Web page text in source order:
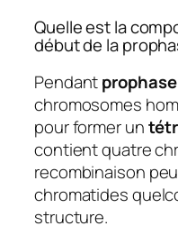
Quelle est la
début de la
Pendantprophase
chromosomes
pour former un
contient quatre
recombinaison
chromatides
structure.